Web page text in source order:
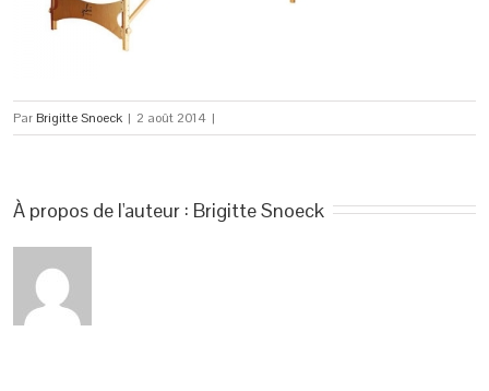
Par Brigitte Snoeck | 2 août 2014 |
À propos de l'auteur : Brigitte Snoeck